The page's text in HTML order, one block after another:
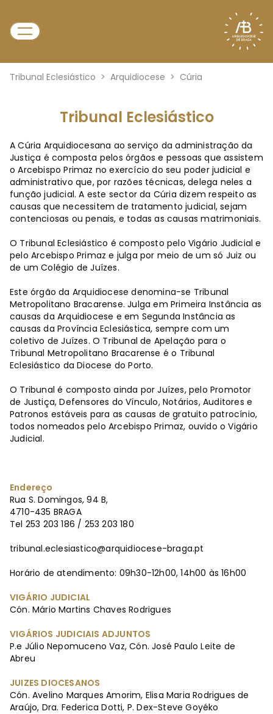
Tribunal Eclesiástico > Arquidiocese > Cúria
Tribunal Eclesiástico
A Cúria Arquidiocesana ao serviço da administração da
Justiça é composta pelos órgãos e pessoas que assistem
o Arcebispo Primaz no exercício do seu poder judicial e
administrativo que, por razões técnicas, delega neles a
função judicial. A este sector da Cúria dizem respeito as
causas que necessitem de tratamento judicial, sejam
contenciosas ou penais, e todas as causas matrimoniais.
O Tribunal Eclesiástico é composto pelo Vigário Judicial e
pelo Arcebispo Primaz e julga por meio de um só Juiz ou
de um Colégio de Juízes.
Este órgão da Arquidiocese denomina-se Tribunal
Metropolitano Bracarense. Julga em Primeira Instância as
causas da Arquidiocese e em Segunda Instância as
causas da Província Eclesiástica, sempre com um
coletivo de Juízes. O Tribunal de Apelação para o
Tribunal Metropolitano Bracarense é o Tribunal
Eclesiástico da Diocese do Porto.
O Tribunal é composto ainda por Juízes, pelo Promotor
de Justiça, Defensores do Vínculo, Notários, Auditores e
Patronos estáveis para as causas de gratuito patrocínio,
todos nomeados pelo Arcebispo Primaz, ouvido o Vigário
Judicial.
Endereço
Rua S. Domingos, 94 B,
4710-435 BRAGA
Tel 253 203 186 / 253 203 180
tribunal.eclesiastico@arquidiocese-braga.pt
Horário de atendimento: 09h30-12h00, 14h00 às 16h00
VIGÁRIO JUDICIAL
Cón. Mário Martins Chaves Rodrigues
VIGÁRIOS JUDICIAIS ADJUNTOS
P.e Júlio Nepomuceno Vaz, Cón. José Paulo Leite de
Abreu
JUIZES DIOCESANOS
Cón. Avelino Marques Amorim, Elisa Maria Rodrigues de
Araújo, Dra. Federica Dotti, P. Dex-Steve Goyéko